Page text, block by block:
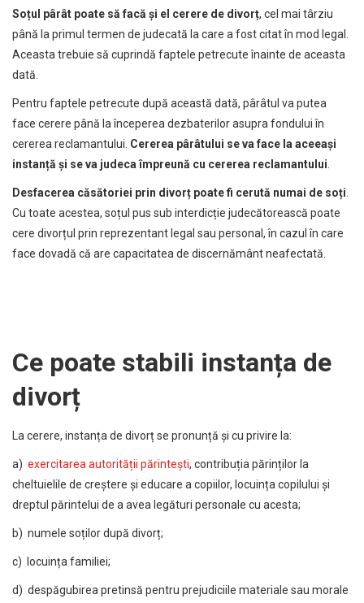
Soțul pârât poate să facă și el cerere de divorț, cel mai târziu
până la primul termen de judecată la care a fost citat în mod legal.
Aceasta trebuie să cuprindă faptele petrecute înainte de aceasta
dată.
Pentru faptele petrecute după această dată, pârâtul va putea
face cerere până la începerea dezbaterilor asupra fondului în
cererea reclamantului. Cererea pârâtului se va face la aceeași
instanță și se va judeca împreună cu cererea reclamantului
Desfacerea căsătoriei prin divorț poate fi cerută numai de soți
Cu toate acestea, soțul pus sub interdicție judecătorească poate
cere divorțul prin reprezentant legal sau personal, în cazul în care
face dovadă că are capacitatea de discernământ neafectată.
Ce poate stabili instanța de
divorț
La cerere, instanța de divorț se pronunță și cu privire la:
a) exercitarea autorității părintești, contribuția părinților la
cheltuielile de creștere și educare a copiilor, locuința copilului și
dreptul părintelui de a avea legături personale cu acesta;
b) numele soților după divorț;
c) locuința familiei;
d) despăgubirea pretinsă pentru prejudiciile materiale sau morale